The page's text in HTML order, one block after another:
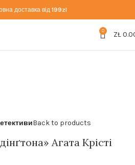
доставка від 199zl
0 ZŁ
Back to products
Агата Крісті